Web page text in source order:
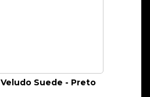
Veludo Suede - Preto